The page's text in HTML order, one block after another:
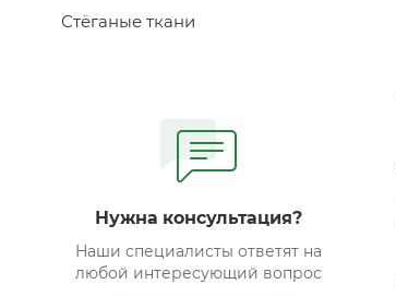
Стёганые ткани
Нужна консультация?
Наши специалисты ответят на
любой интересующий вопрос